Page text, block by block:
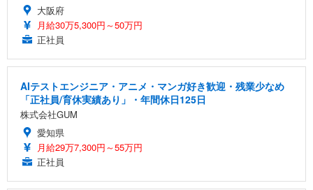
大阪府
月給30万5,300円～50万円
正社員
AIテストエンジニア・アニメ・マンガ好き歓迎・残業少なめ
「正社員/育休実績あり」・年間休日125日
株式会社GUM
愛知県
月給29万7,300円～55万円
正社員